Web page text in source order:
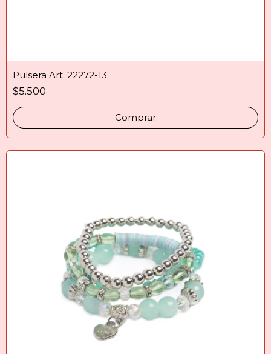
Pulsera Art. 22272-13
$5.500
Comprar